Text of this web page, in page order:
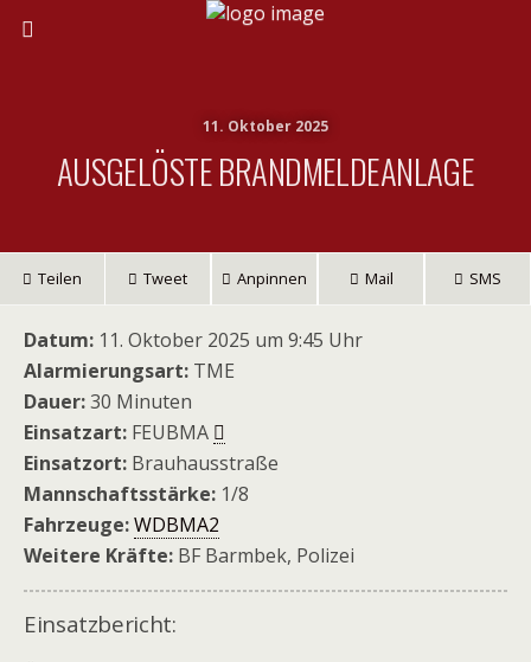
11. Oktober 2025
AUSGELÖSTE BRANDMELDEANLAGE
Teilen Tweet Anpinnen Mail SMS
Datum: 11. Oktober 2025 um 9:45 Uhr
Alarmierungsart: TME
Dauer:30 Minuten
Einsatzart: FEUBMA
Einsatzort: Brauhausstraße
Mannschaftsstärke: 1/8
Fahrzeuge:WDBMA2
Weitere Kräfte: BF Barmbek, Polizei
Einsatzbericht: